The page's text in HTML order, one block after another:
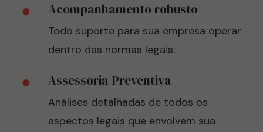
Acompanhamento robusto
Todo suporte para sua empresa operar
dentro das normas legais.
Assessoria Preventiva
Análises detalhadas de todos os
aspectos legais que envolvem sua